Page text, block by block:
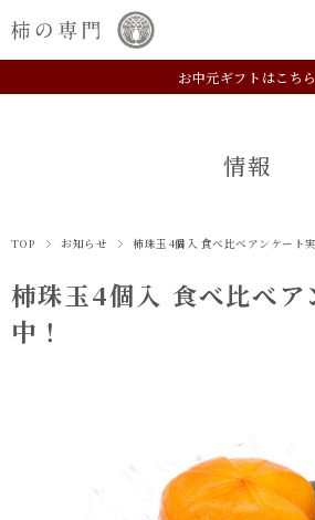
新規会員登録はこちら
情報
お中元ギフトはこちら
TOP お知らせ 柿珠玉4個入 食べ比べアンケート実
柿珠玉4個入 食べ比べア
中！